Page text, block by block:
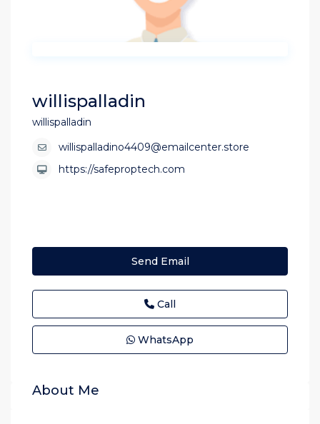
willispalladin
willispalladin
willispalladino4409@emailcenter.store
https://safeproptech.com
Send Email
Call
WhatsApp
About Me